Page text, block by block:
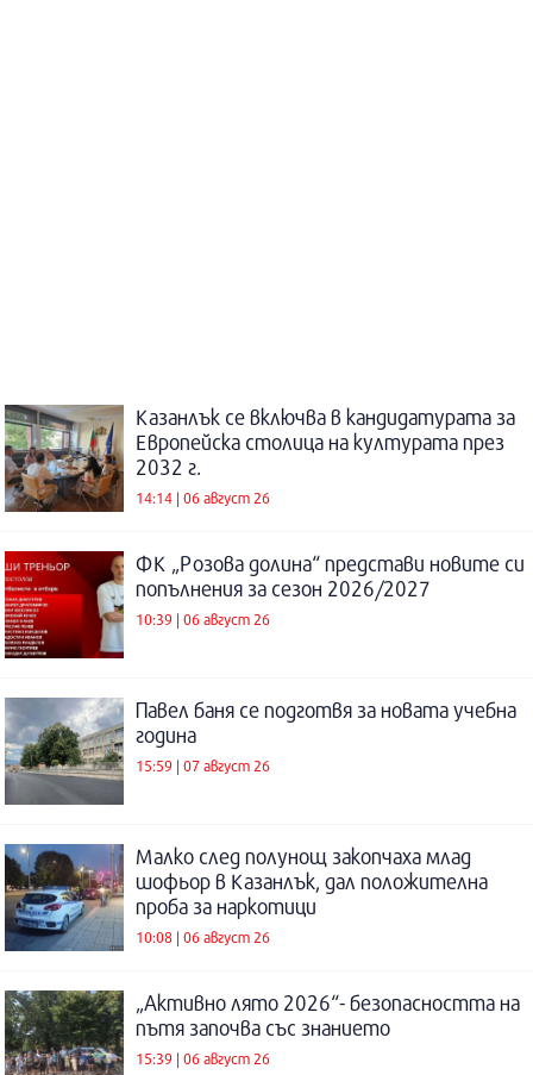
Казанлък се включва в кандидатурата за
Европейска столица на културата през
2032 г.
14:14 | 06 август 26
ФК „Розова долина“ представи новите си
попълнения за сезон 2026/2027
10:39 | 06 август 26
Павел баня се подготвя за новата учебна
година
15:59 | 07 август 26
Малко след полунощ закопчаха млад
шофьор в Казанлък, дал положителна
проба за наркотици
10:08 | 06 август 26
„Активно лято 2026“- безопасността на
пътя започва със знанието
15:39 | 06 август 26